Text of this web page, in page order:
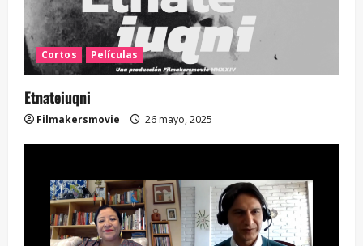
Cortos Películas
Etnateiuqni
Filmakersmovie 26 mayo, 2025